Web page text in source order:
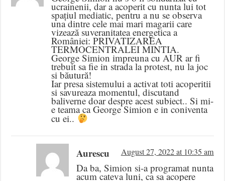
ucrainenii, dar a acoperit cu nunta lui tot
spațiul mediatic, pentru a nu se observa
una dintre cele mai mari magarii care
vizează suveranitatea energetica a
României: PRIVATIZAREA
TERMOCENTRALEI MINTIA.
George Simion impreuna cu AUR ar fi
trebuit sa fie in strada la protest, nu la joc
si băutură!
Iar presa sistemului a activat toti acoperitii
si savureaza momentul, discutand
baliverne doar despre acest subiect.. Si mi-
e teama ca George Simion e in coniventa
cu ei..
Aurescu August 27, 2022 at 10:35 am
Da ba, Simion si-a programat nunta
acum cateva luni, ca sa acopere